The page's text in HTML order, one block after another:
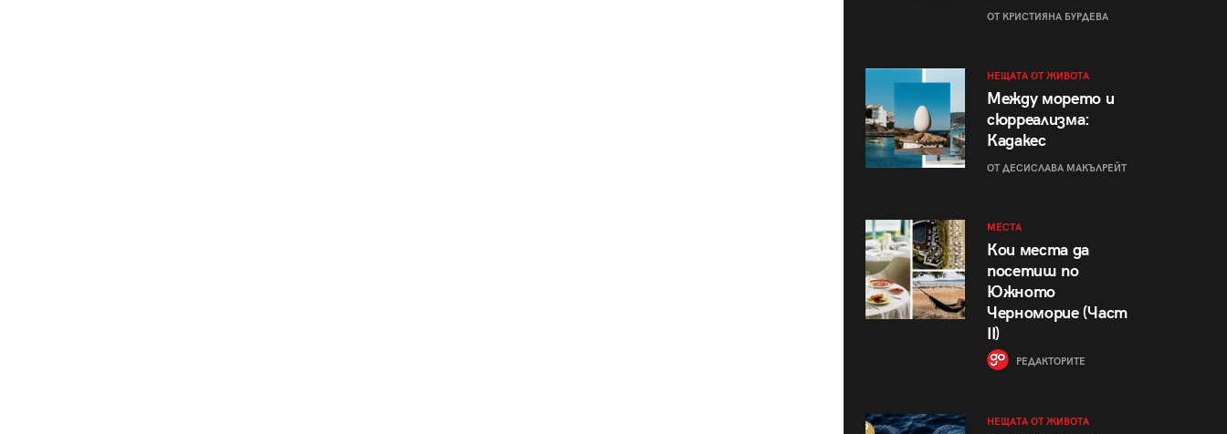
ОТ КРИСТИЯНА БУРДЕВА
НЕЩАТА ОТ ЖИВОТА
Между морето и
сюрреализма:
Кадакес
ОТ ДЕСИСЛАВА МАКЪЛРЕЙТ
МЕСТА
Кои места да
посетиш по
Южното
Черноморие (Част
II)
РЕДАКТОРИТЕ
НЕЩАТА ОТ ЖИВОТА